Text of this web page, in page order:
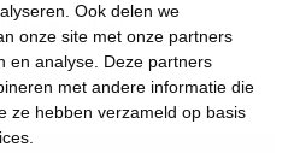
Ook delen we
onze site met onze partners
en analyse. Deze partners
met andere informatie die
ze hebben verzameld op basis
beweging